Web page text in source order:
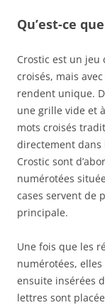
Qu’est-ce
Crostic est un jeu
croisés, mais
rendent unique.
une grille vide et
mots croisés
directement dans
Crostic sont
numérotées
cases servent de
principale.
Une fois que les
numérotées,
ensuite insérées
lettres sont